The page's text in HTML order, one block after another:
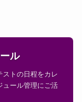
ル
ストの日程をカレ
ュール管理にご活